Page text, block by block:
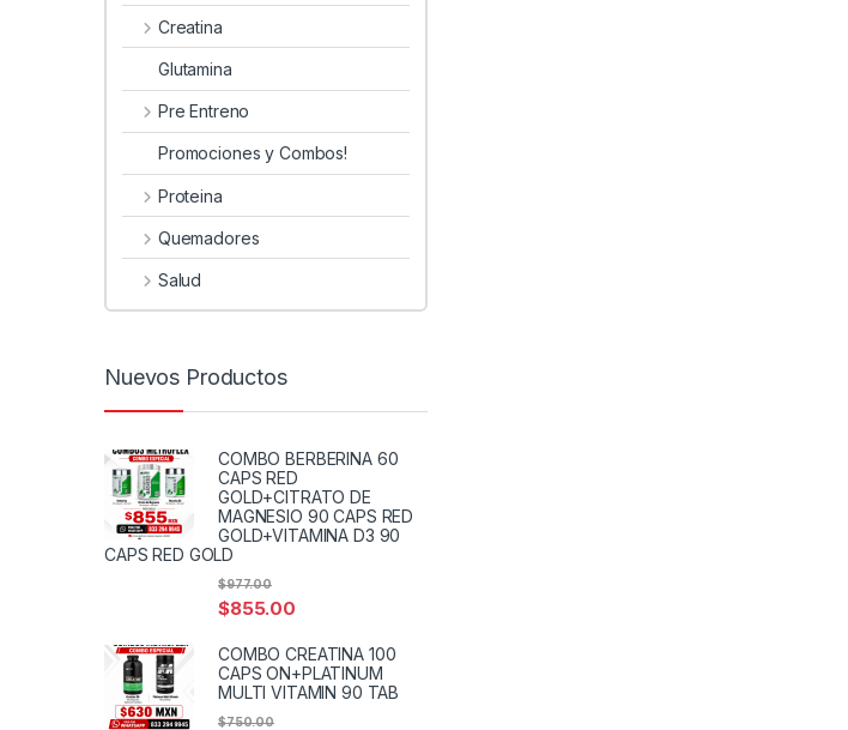
Creatina
Glutamina
Pre Entreno
Promociones y Combos!
Proteina
Quemadores
Salud
Nuevos Productos
COMBO BERBERINA 60
CAPS RED
GOLD+CITRATO DE
MAGNESIO 90 CAPS RED
GOLD+VITAMINA D3 90
CAPS RED GOLD
$855.00
$977.00
COMBO CREATINA 100
CAPS ON+PLATINUM
MULTI VITAMIN 90 TAB
$750.00